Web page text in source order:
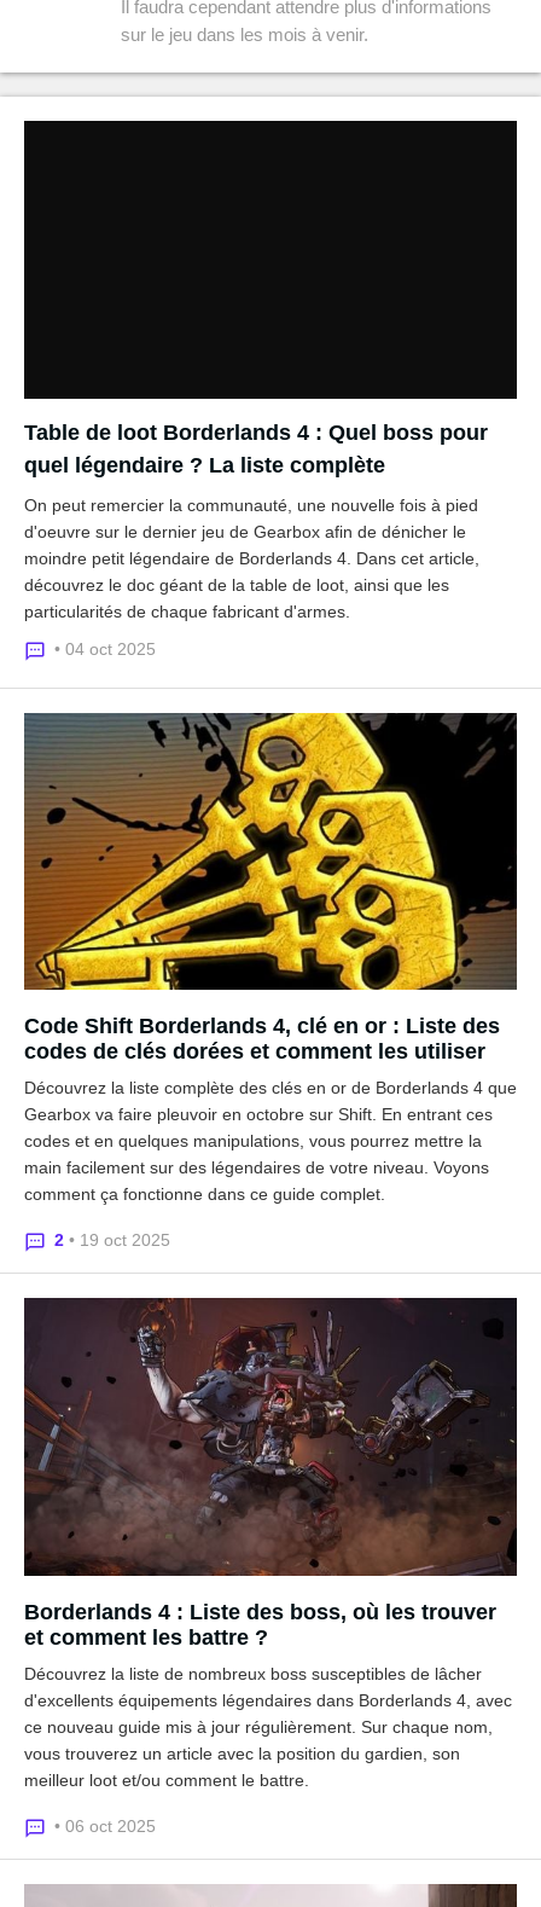
Il faudra cependant attendre plus d'informations
sur le jeu dans les mois à venir.
Table de loot Borderlands 4 : Quel boss pour
quel légendaire ? La liste complète
On peut remercier la communauté, une nouvelle fois à pied
d'oeuvre sur le dernier jeu de Gearbox afin de dénicher le
moindre petit légendaire de Borderlands 4. Dans cet article,
découvrez le doc géant de la table de loot, ainsi que les
particularités de chaque fabricant d'armes.
• 04 oct 2025
Code Shift Borderlands 4, clé en or : Liste des
codes de clés dorées et comment les utiliser
Découvrez la liste complète des clés en or de Borderlands 4 que
Gearbox va faire pleuvoir en octobre sur Shift. En entrant ces
codes et en quelques manipulations, vous pourrez mettre la
main facilement sur des légendaires de votre niveau. Voyons
comment ça fonctionne dans ce guide complet.
2 • 19 oct 2025
Borderlands 4 : Liste des boss, où les trouver
et comment les battre ?
Découvrez la liste de nombreux boss susceptibles de lâcher
d'excellents équipements légendaires dans Borderlands 4, avec
ce nouveau guide mis à jour régulièrement. Sur chaque nom,
vous trouverez un article avec la position du gardien, son
meilleur loot et/ou comment le battre.
• 06 oct 2025